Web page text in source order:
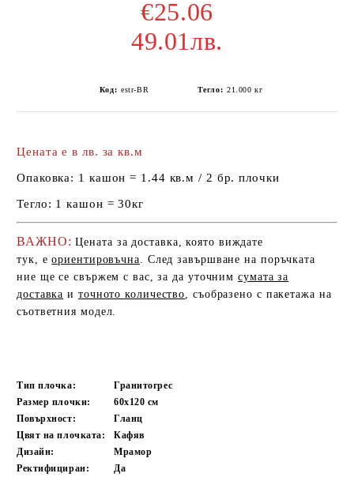
€25.06
49.01лв.
Код: estr-BR Тегло: 21.000 кг
Цената е в лв. за кв.м
Опаковка: 1 кашон = 1.44 кв.м / 2 бр. плочки
Тегло: 1 кашон = 30кг
ВАЖНО: Цената за доставка, която виждате
тук, еориентировъчна. След завършване на поръчката
ние ще се свържем с вас, за да уточнимсумата за
доставка и точното количество, съобразено с пакетажа на
съответния модел.
Тип плочка:
Гранитогрес
Размер плочки:
60x120 см
Повърхност:
Гланц
Цвят на плочката:
Кафяв
Дизайн:
Мрамор
Ректифициран:
Да